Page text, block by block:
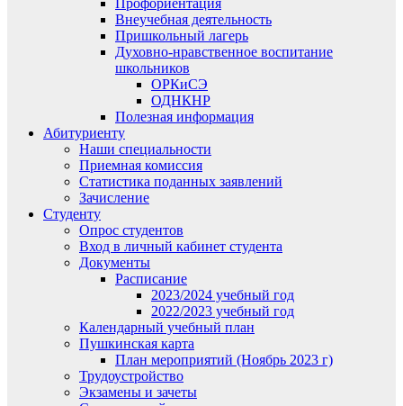
Профориентация
Внеучебная деятельность
Пришкольный лагерь
Духовно-нравственное воспитание
школьников
ОРКиСЭ
ОДНКНР
Полезная информация
Абитуриенту
Наши специальности
Приемная комиссия
Статистика поданных заявлений
Зачисление
Студенту
Опрос студентов
Вход в личный кабинет студента
Документы
Расписание
2023/2024 учебный год
2022/2023 учебный год
Календарный учебный план
Пушкинская карта
План мероприятий (Ноябрь 2023 г)
Трудоустройство
Экзамены и зачеты